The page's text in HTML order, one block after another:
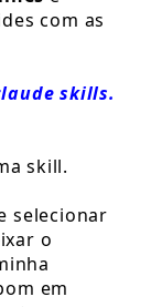
com as
skills.
skill.
selecionar
o
em